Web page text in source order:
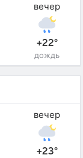
вечер
+22°
дождь
вечер
+23°